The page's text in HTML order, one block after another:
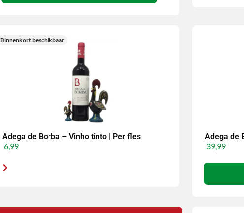
Binnenkort beschikbaar
Adega de Borba – Vinho tinto | Per fles
6,99
Adega de
39,99